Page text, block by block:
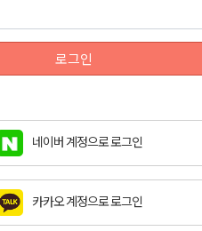
로그인
네이버 계정으로 로그인
카카오 계정으로 로그인